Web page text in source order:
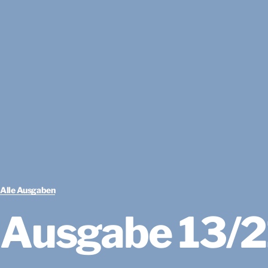
Alle Ausgaben
Ausgabe 13/